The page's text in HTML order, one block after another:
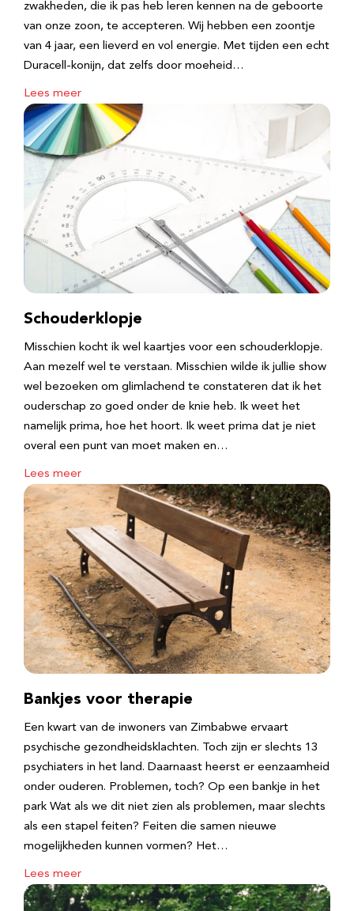
zwakheden, die ik pas heb leren kennen na de geboorte
van onze zoon, te accepteren. Wij hebben een zoontje
van 4 jaar, een lieverd en vol energie. Met tijden een echt
Duracell-konijn, dat zelfs door moeheid…
Lees meer
Schouderklopje
Misschien kocht ik wel kaartjes voor een schouderklopje.
Aan mezelf wel te verstaan. Misschien wilde ik jullie show
wel bezoeken om glimlachend te constateren dat ik het
ouderschap zo goed onder de knie heb. Ik weet het
namelijk prima, hoe het hoort. Ik weet prima dat je niet
overal een punt van moet maken en…
Lees meer
Bankjes voor therapie
Een kwart van de inwoners van Zimbabwe ervaart
psychische gezondheidsklachten. Toch zijn er slechts 13
psychiaters in het land. Daarnaast heerst er eenzaamheid
onder ouderen. Problemen, toch? Op een bankje in het
park Wat als we dit niet zien als problemen, maar slechts
als een stapel feiten? Feiten die samen nieuwe
mogelijkheden kunnen vormen? Het…
Lees meer